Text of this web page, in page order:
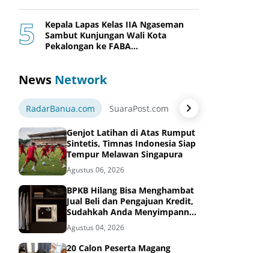
Kepala Lapas Kelas IIA Ngaseman
Sambut Kunjungan Wali Kota
Pekalongan ke FABA
News Network
RadarBanua.com SuaraPost.com NarasiNews.com
Genjot Latihan di Atas Rumput
Sintetis, Timnas Indonesia Siap
Tempur Melawan Singapura
Agustus 06, 2026
BPKB Hilang Bisa Menghambat
Jual Beli dan Pengajuan Kredit,
Sudahkah Anda Menyimpannya
di Brankas BPKB?
Agustus 04, 2026
20 Calon Peserta Magang